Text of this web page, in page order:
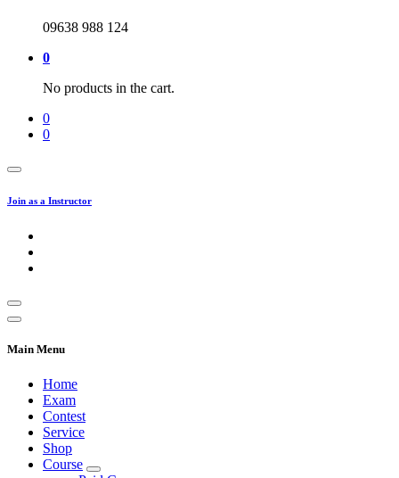
09638 988 124
0
No products in the cart.
0
0
Join as a Instructor
Main Menu
Home
Exam
Contest
Service
Shop
Course